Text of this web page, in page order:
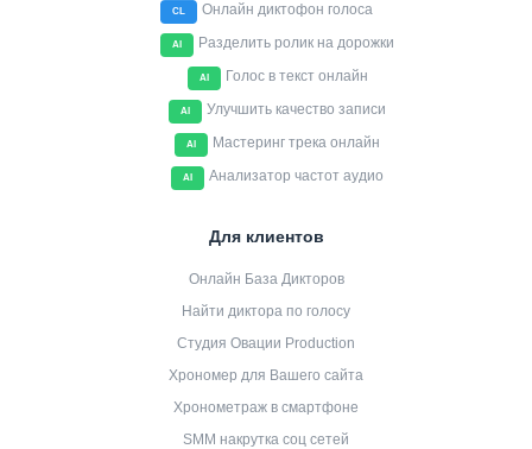
CL Онлайн диктофон голоса
AI Разделить ролик на дорожки
AI Голос в текст онлайн
AI Улучшить качество записи
AI Мастеринг трека онлайн
AI Анализатор частот аудио
Для клиентов
Онлайн База Дикторов
Найти диктора по голосу
Студия Овации Production
Хрономер для Вашего сайта
Хронометраж в смартфоне
SMM накрутка соц сетей